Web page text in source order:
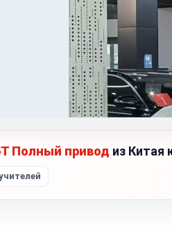
Полный привод из Китая